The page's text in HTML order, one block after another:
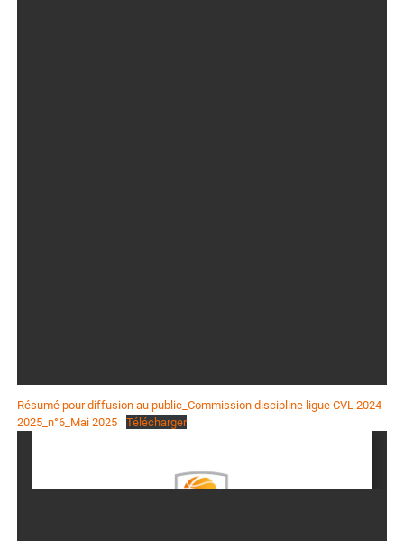
Résumé pour diffusion au public_Commission discipline ligue CVL 2024-
2025_n°6_Mai 2025
Télécharger